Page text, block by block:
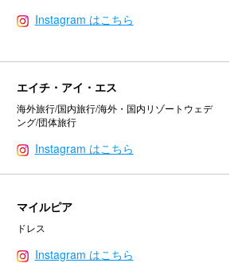
Instagram はこちら
エイチ・アイ・エス
海外旅行/国内旅行/海外・国内リゾートウェデ
ング/団体旅行
Instagram はこちら
マイルピア
ドレス
Instagram はこちら